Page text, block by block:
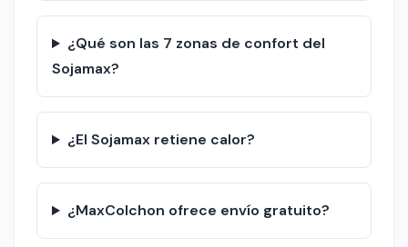
¿Qué son las 7 zonas de confort del
Sojamax?
¿El Sojamax retiene calor?
¿MaxColchon ofrece envío gratuito?